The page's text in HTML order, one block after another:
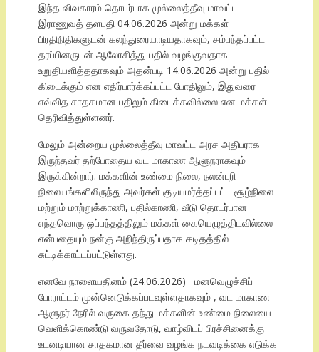
இந்த விவகாரம் தொடர்பாக முல்லைத்தீவு மாவட்ட
இராணுவத் தளபதி 04.06.2026 அன்று மக்கள்
பிரதிநிதிகளுடன் கலந்துரையாடியதாகவும், சம்பந்தப்பட்ட
தரப்பினருடன் ஆலோசித்து பதில் வழங்குவதாக
உறுதியளித்ததாகவும் அதன்படி 14.06.2026 அன்று பதில்
கிடைக்கும் என எதிர்பார்க்கப்பட்ட போதிலும், இதுவரை
எவ்வித சாதகமான பதிலும் கிடைக்கவில்லை என மக்கள்
தெரிவித்துள்ளனர்.
மேலும் அன்றைய முல்லைத்தீவு மாவட்ட அரச அதிபராக
இருந்தவர் தற்போதைய வட மாகாண ஆளுநராகவும்
இருக்கின்றார். மக்களின் உண்மை நிலை, நலன்புரி
நிலையங்களிலிருந்து அவர்கள் குடியமர்த்தப்பட்ட சூழ்நிலை
மற்றும் மாற்றுக்காணி, பதில்காணி, வீடு தொடர்பான
எந்தவொரு ஒப்பந்தத்திலும் மக்கள் கையெழுத்திடவில்லை
என்பதையும் நன்கு அறிந்திருப்பதாக கடிதத்தில்
சுட்டிக்காட்டப்பட்டுள்ளது.
எனவே நாளையதினம் (24.06.2026) மனவெழுச்சிப்
போராட்டம் முன்னெடுக்கப்படவுள்ளதாகவும் , வட மாகாண
ஆளுநர் நேரில் வருகை தந்து மக்களின் உண்மை நிலையை
வெளிக்கொண்டு வருவதோடு, வாழ்விடப் பிரச்சினைக்கு
உடனடியான சாதகமான தீர்வை வழங்க நடவடிக்கை எடுக்க